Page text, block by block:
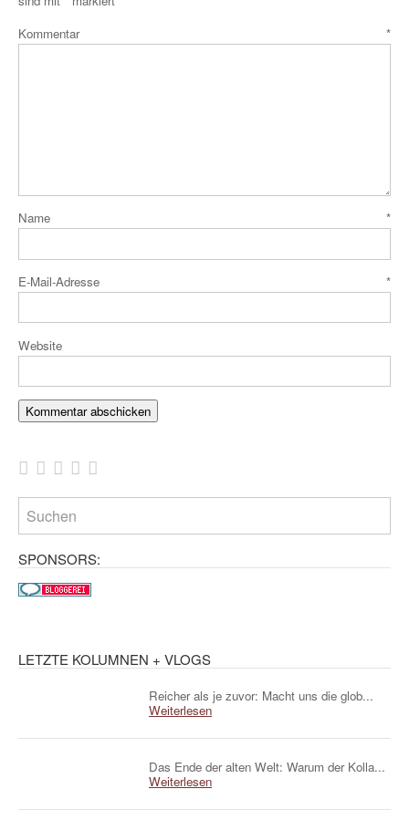
Kommentar *
Name *
E-Mail-Adresse *
Website
SPONSORS:
LETZTE KOLUMNEN + VLOGS
Reicher als je zuvor: Macht uns die glob...
Weiterlesen
Das Ende der alten Welt: Warum der Kolla...
Weiterlesen